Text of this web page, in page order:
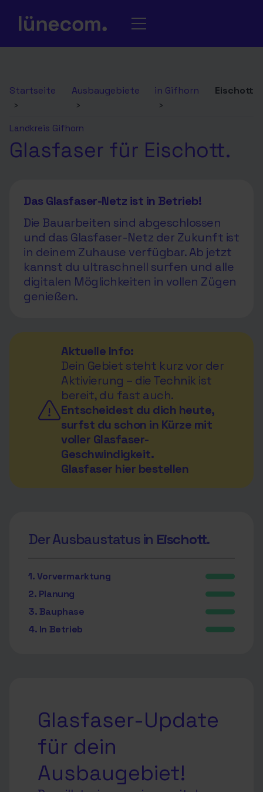
Startseite
›
Ausbaugebiete
›
in Gifhorn
›
Eischott
Landkreis Gifhorn
Glasfaser für Eischott.
Das Glasfaser-Netz ist in Betrieb!
Die Bauarbeiten sind abgeschlossen
und das Glasfaser-Netz der Zukunft ist
in deinem Zuhause verfügbar. Ab jetzt
kannst du ultraschnell surfen und alle
digitalen Möglichkeiten in vollen Zügen
genießen.
Aktuelle Info:
Dein Gebiet steht kurz vor der
Aktivierung – die Technik ist
bereit, du fast auch.
Entscheidest du dich heute,
surfst du schon in Kürze mit
voller Glasfaser-
Geschwindigkeit.
Glasfaser hier bestellen
Der Ausbaustatus in Eischott.
1. Vorvermarktung
2. Planung
3. Bauphase
4. In Betrieb
Glasfaser-Update
für dein
Ausbaugebiet!